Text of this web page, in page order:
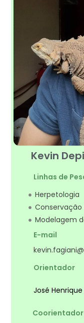
Kevin
Linhas de
Herpetologia
Conservação
Modelagem
E-mail
Orientador
José
Coorientador